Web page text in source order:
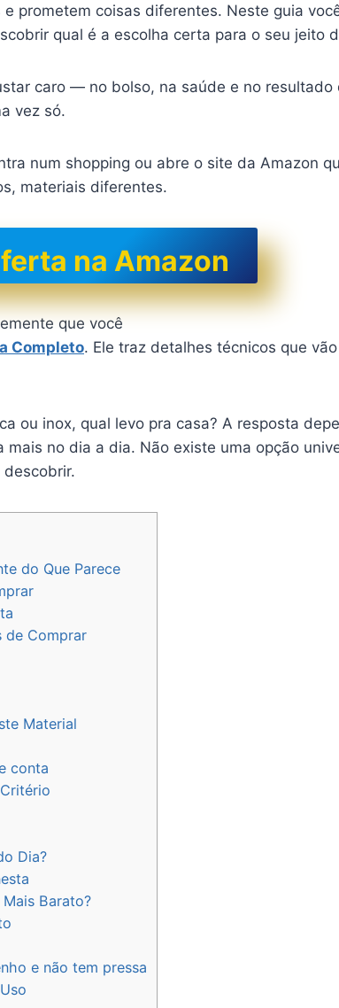
prometem coisas diferentes. Neste guia
qual é a escolha certa para o seu jeito
caro — no bolso, na saúde e no
vez só.
num shopping ou abre o site da Amazon
materiais diferentes.
na Amazon
que você
Completo. Ele traz detalhes técnicos que vão
ou inox, qual levo pra casa? A resposta
no dia a dia. Não existe uma opção
do Que Parece
de Comprar
Material
conta
Dia?
Barato?
e não tem pressa